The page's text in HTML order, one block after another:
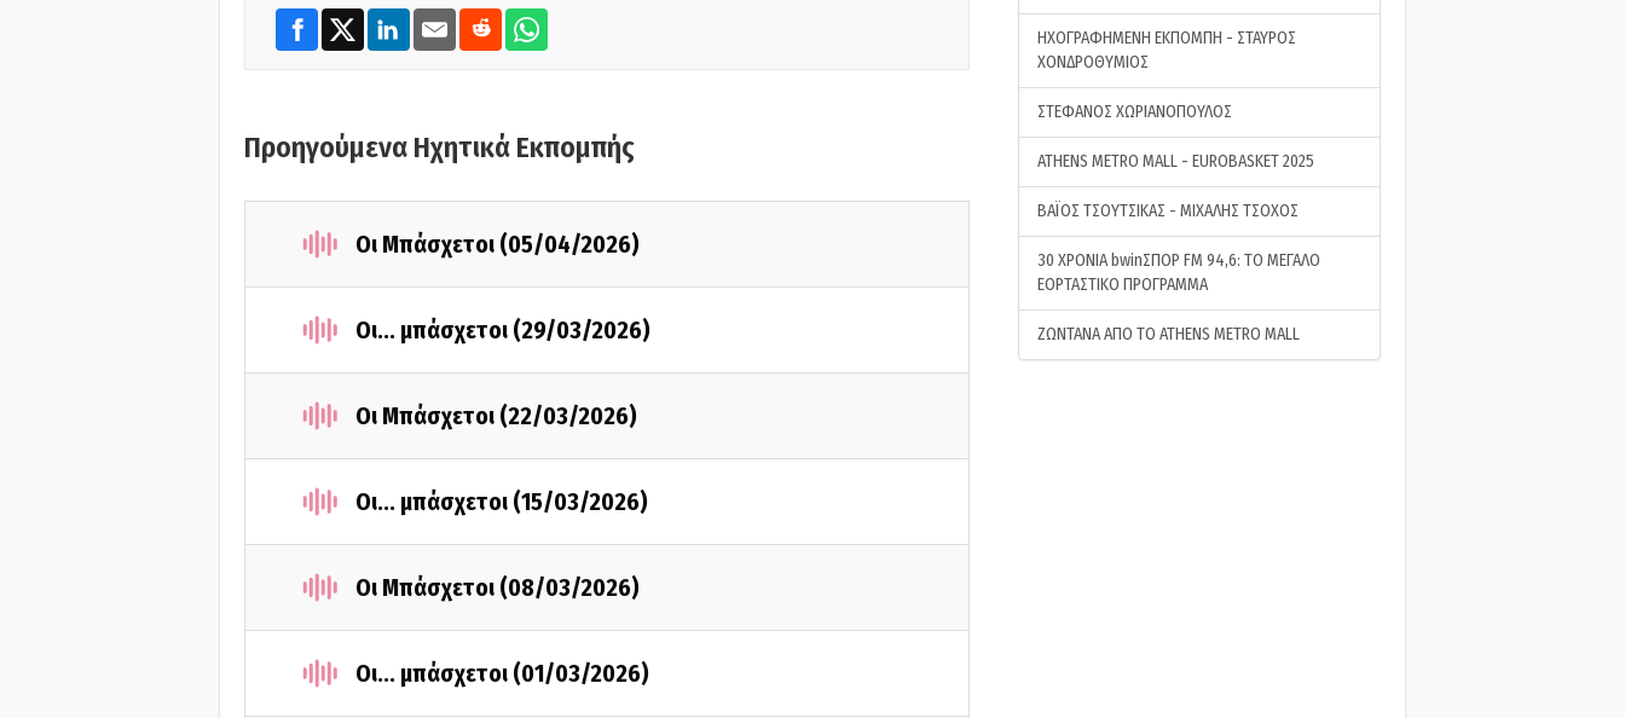
Προηγούμενα Ηχητικά Εκπομπής
Οι Μπάσχετοι (05/04/2026)
Οι... μπάσχετοι (29/03/2026)
Οι Μπάσχετοι (22/03/2026)
Οι... μπάσχετοι (15/03/2026)
Οι Μπάσχετοι (08/03/2026)
Οι... μπάσχετοι (01/03/2026)
ΗΧΟΓΡΑΦΗΜΕΝΗ ΕΚΠΟΜΠΗ - ΣΤΑΥΡΟΣ
ΧΟΝΔΡΟΘΥΜΙΟΣ
ΣΤΕΦΑΝΟΣ ΧΩΡΙΑΝΟΠΟΥΛΟΣ
ATHENS METRO MALL - EUROBASKET 2025
ΒΑΪΟΣ ΤΣΟΥΤΣΙΚΑΣ - ΜΙΧΑΛΗΣ ΤΣΟΧΟΣ
30 ΧΡΟΝΙΑ bwinΣΠΟΡ FM 94,6: ΤΟ ΜΕΓΑΛΟ
ΕΟΡΤΑΣΤΙΚΟ ΠΡΟΓΡΑΜΜΑ
ΖΩΝΤΑΝΑ ΑΠΟ ΤΟ ATHENS METRO MALL